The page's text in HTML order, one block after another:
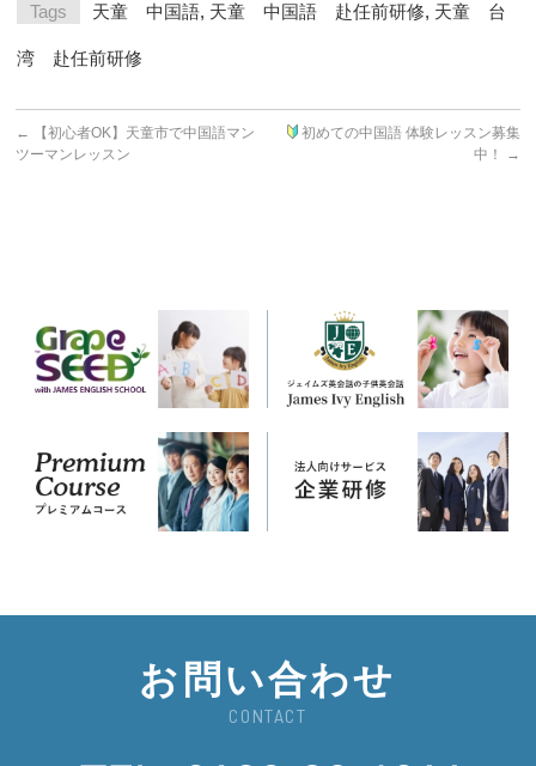
Tags 天童 中国語, 天童 中国語 赴任前研修, 天童 台
湾 赴任前研修
←
【初心者OK】天童市で中国語マン
ツーマンレッスン
初めての中国語 体験レッスン募集
中！
→
お問い合わせ
CONTACT